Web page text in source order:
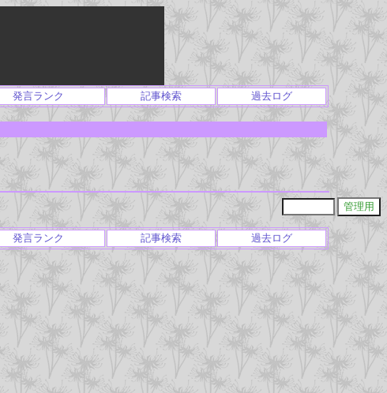
発言ランク 記事検索 過去ログ
発言ランク 記事検索 過去ログ